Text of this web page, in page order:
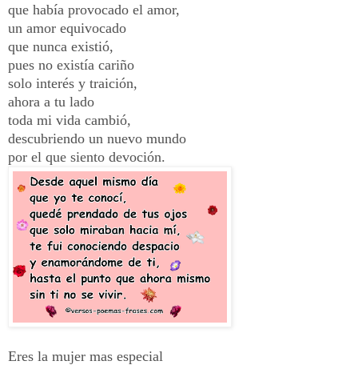
que había provocado el amor,
un amor equivocado
que nunca existió,
pues no existía cariño
solo interés y traición,
ahora a tu lado
toda mi vida cambió,
descubriendo un nuevo mundo
por el que siento devoción.
Eres la mujer mas especial